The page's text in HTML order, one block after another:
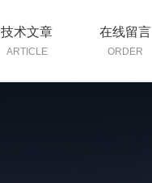
技术文章
ARTICLE
在线留言
ORDER